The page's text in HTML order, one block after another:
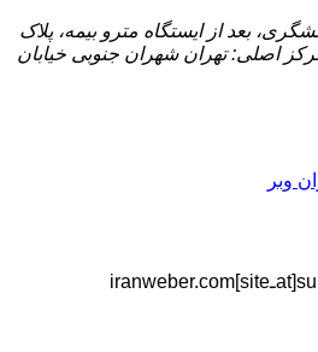
بعد از ایستگاه مترو بیمه، پلاک
مرکز اصلی: تهران شهران جنوبی خیابان
وبر